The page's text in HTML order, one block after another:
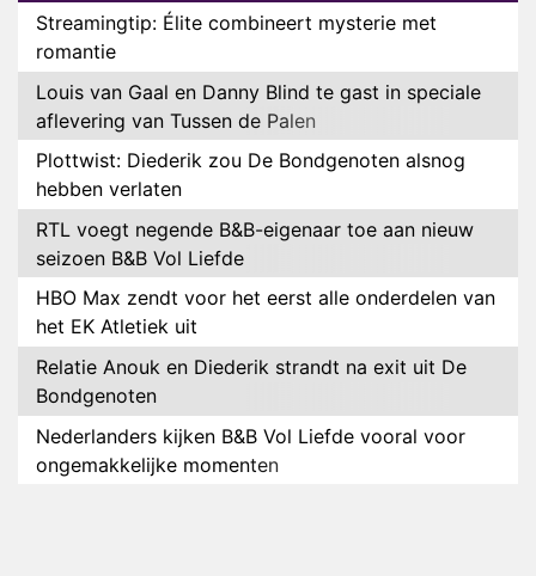
Streamingtip: Élite combineert mysterie met
romantie
Louis van Gaal en Danny Blind te gast in speciale
aflevering van Tussen de Palen
Plottwist: Diederik zou De Bondgenoten alsnog
hebben verlaten
RTL voegt negende B&B-eigenaar toe aan nieuw
seizoen B&B Vol Liefde
HBO Max zendt voor het eerst alle onderdelen van
het EK Atletiek uit
Relatie Anouk en Diederik strandt na exit uit De
Bondgenoten
Nederlanders kijken B&B Vol Liefde vooral voor
ongemakkelijke momenten